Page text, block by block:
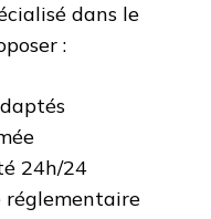
dans le
:
24h/24
réglementaire